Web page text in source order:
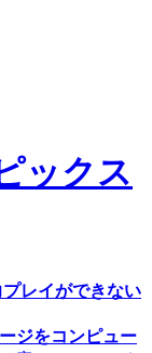
ックス
レイができない
ジをコンピュー